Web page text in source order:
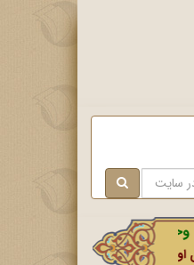
ملی و امنیت ملی.
که در این ایام بطور خاص با